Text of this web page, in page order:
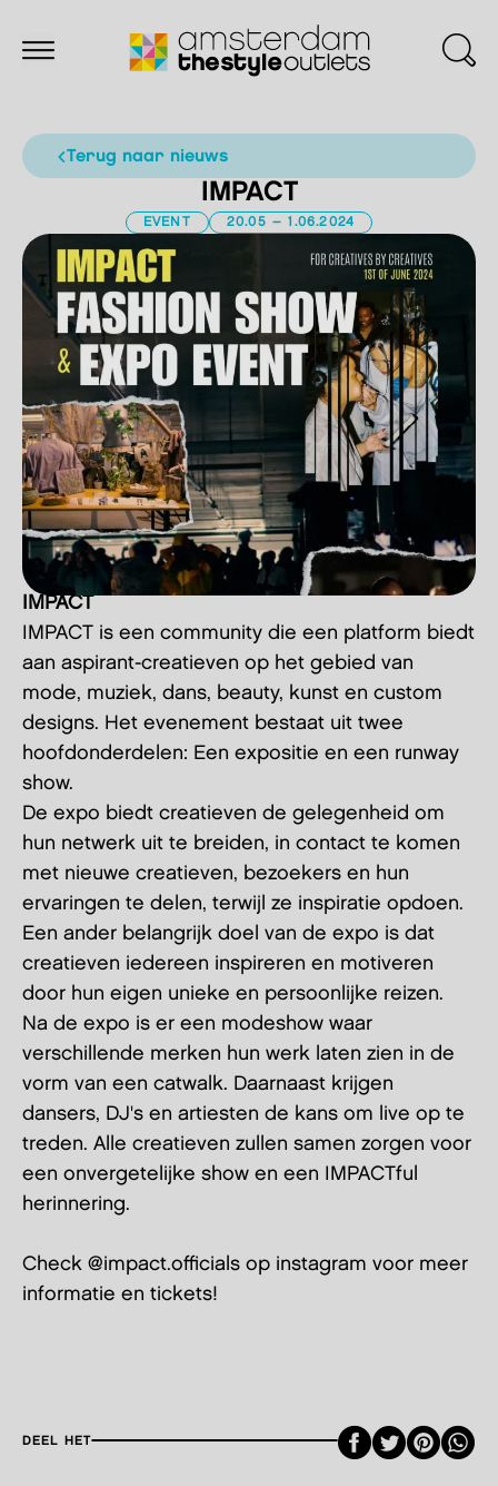
terug naar nieuws
IMPACT
EVENT 20.05 – 1.06.2024
IMPACT
IMPACT is een community die een platform biedt
aan aspirant-creatieven op het gebied van
mode, muziek, dans, beauty, kunst en custom
designs. Het evenement bestaat uit twee
hoofdonderdelen: Een expositie en een runway
show.
De expo biedt creatieven de gelegenheid om
hun netwerk uit te breiden, in contact te komen
met nieuwe creatieven, bezoekers en hun
ervaringen te delen, terwijl ze inspiratie opdoen.
Een ander belangrijk doel van de expo is dat
creatieven iedereen inspireren en motiveren
door hun eigen unieke en persoonlijke reizen.
Na de expo is er een modeshow waar
verschillende merken hun werk laten zien in de
vorm van een catwalk. Daarnaast krijgen
dansers, DJ's en artiesten de kans om live op te
treden. Alle creatieven zullen samen zorgen voor
een onvergetelijke show en een IMPACTful
herinnering.
Check @impact.officials op instagram voor meer
informatie en tickets!
DEEL HET